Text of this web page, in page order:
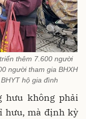
thêm 7.600 người
người tham gia BHXH
hộ gia đình
hưu không phải
hưu, mà định kỳ